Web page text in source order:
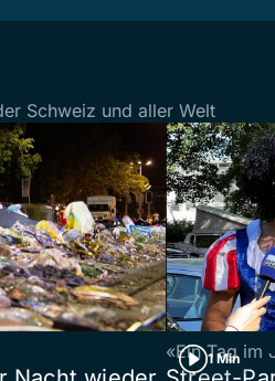
Schweiz und aller Welt
1 Min
«Ein Tag im